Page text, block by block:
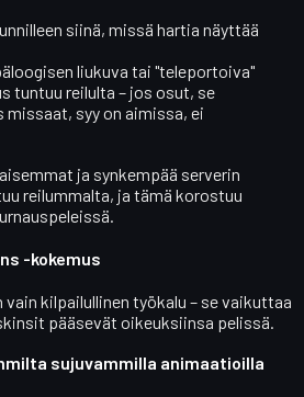
siinä, missä hartia näyttää
liukuva tai "teleportoiva"
tuntuu reilulta – jos osut, se
syy on aimissa, ei
ja synkempää serverin
reilummalta, ja tämä korostuu
.
-kokemus
vain kilpailullinen työkalu – se vaikuttaa
pääsevät oikeuksiinsa pelissä.
sujuvammilla animaatioilla